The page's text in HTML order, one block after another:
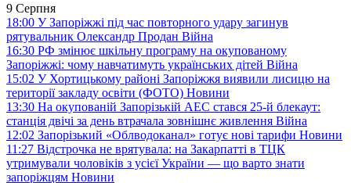
9 Серпня
18:00 У Запоріжжі під час повторного удару загинув
рятувальник Олександр Продан Війна
16:30 РФ змінює шкільну програму на окупованому
Запоріжжі: чому навчатимуть українських дітей Війна
15:02 У Хортицькому районі Запоріжжя виявили лисицю на
території закладу освіти (ФОТО) Новини
13:30 На окупованій Запорізькій АЕС стався 25-й блекаут:
станція двічі за день втрачала зовнішнє живлення Війна
12:02 Запорізький «Облводоканал» готує нові тарифи Новини
11:27 Відстрочка не врятувала: на Закарпатті в ТЦК
утримували чоловіків з усієї України — що варто знати
запоріжцям Новини